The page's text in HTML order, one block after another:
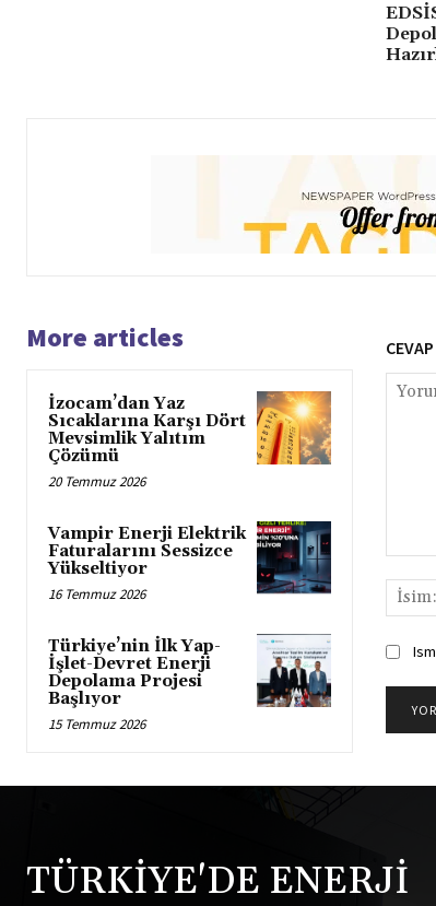
More articles
İzocam’dan Yaz
Sıcaklarına Karşı Dört
Mevsimlik Yalıtım
Çözümü
20 Temmuz 2026
Vampir Enerji Elektrik
Faturalarını Sessizce
Yükseltiyor
16 Temmuz 2026
Türkiye’nin İlk Yap-
İşlet-Devret Enerji
Depolama Projesi
Başlıyor
15 Temmuz 2026
TÜRKİYE'DE ENERJİ